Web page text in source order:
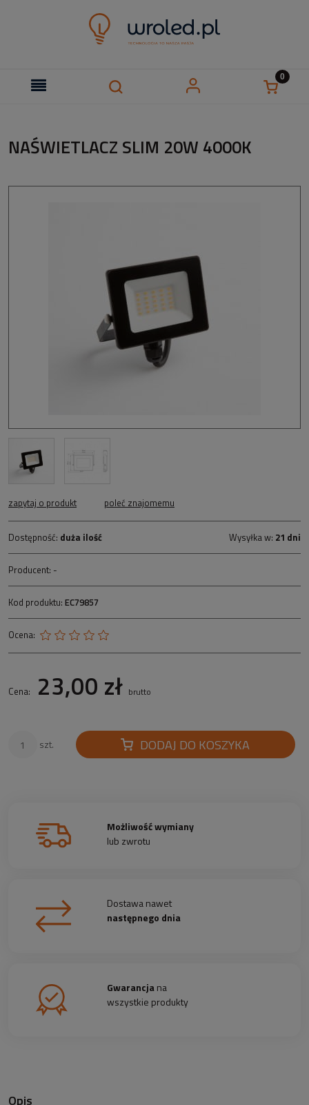
NAŚWIETLACZ SLIM 20W 4000K
zapytaj o produkt poleć znajomemu
Dostępność: duża ilość Wysyłka w: 21 dni
Producent: -
Kod produktu: EC79857
Ocena:
Cena: 23,00 zł brutto
szt. DODAJ DO KOSZYKA
Możliwość wymiany
lub zwrotu
Dostawa nawet
następnego dnia
Gwarancjana
wszystkie produkty
Opis